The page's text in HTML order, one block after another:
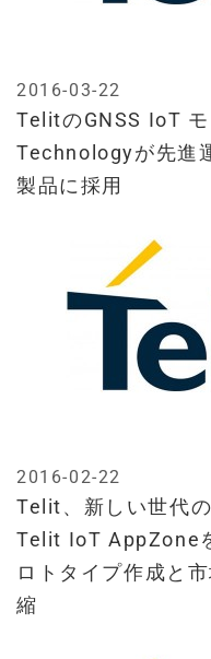
TelitのGNSS IoT
Technologyが先進
製品に採用
2016-03-22
Telit、新しい世代
Telit IoT AppZone
ロトタイプ作成と
縮
2016-02-22